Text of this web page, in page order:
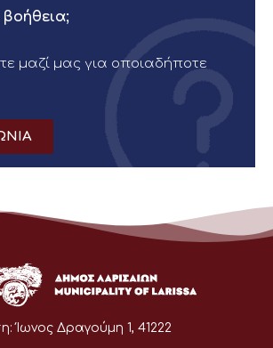
βοήθεια;
μαζί μας για οποιαδήποτε
Ίωνος Δραγούμη 1, 41222